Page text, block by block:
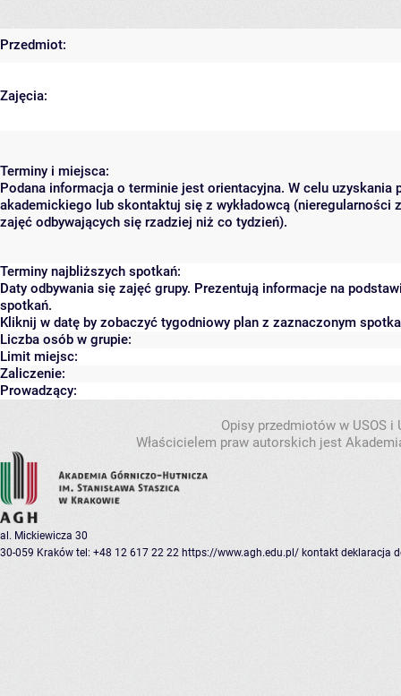
Przedmiot:
Zajęcia:
Terminy i miejsca:
Podana informacja o terminie jest orientacyjna. W celu
akademickiego lub skontaktuj się z wykładowcą (nieregularności
zajęć odbywających się rzadziej niż co tydzień).
Terminy najbliższych spotkań:
Daty odbywania się zajęć grupy. Prezentują informacje na
spotkań.
Kliknij w datę by zobaczyć tygodniowy plan z zaznaczonym
Liczba osób w grupie:
Limit miejsc:
Zaliczenie:
Prowadzący:
Opisy przedmiotów w USOS
Właścicielem praw autorskich jest
al. Mickiewicza 30
30-059 Kraków tel: +48 12 617 22 22 https://www.agh.edu.pl/ kontakt deklaracja